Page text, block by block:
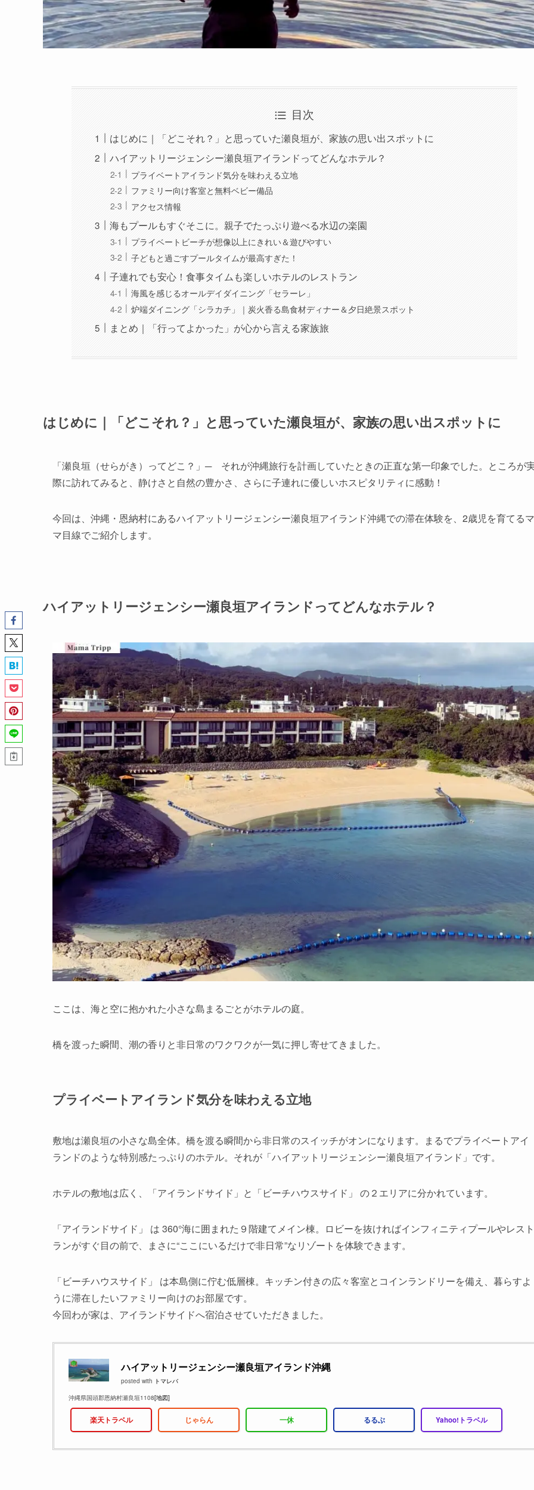
目次
はじめに｜「どこそれ？」と思っていた瀬良垣が、家族の思い出スポットに
ハイアットリージェンシー瀬良垣アイランドってどんなホテル？
プライベートアイランド気分を味わえる立地
ファミリー向け客室と無料ベビー備品
アクセス情報
海もプールもすぐそこに。親子でたっぷり遊べる水辺の楽園
プライベートビーチが想像以上にきれい＆遊びやすい
子どもと過ごすプールタイムが最高すぎた！
子連れでも安心！食事タイムも楽しいホテルのレストラン
海風を感じるオールデイダイニング「セラーレ」
炉端ダイニング「シラカチ」｜炭火香る島食材ディナー＆夕日絶景スポット
まとめ｜「行ってよかった」が心から言える家族旅
はじめに｜「どこそれ？」と思っていた瀬良垣が、家族の思い出スポットに
「瀬良垣（せらがき）ってどこ？」─ それが沖縄旅行を計画していたときの正直な第一印象でした。ところが
際に訪れてみると、静けさと自然の豊かさ、さらに子連れに優しいホスピタリティに感動！
今回は、沖縄・恩納村にあるハイアットリージェンシー瀬良垣アイランド沖縄での滞在体験を、2歳児を育てるマ
マ目線でご紹介します。
ハイアットリージェンシー瀬良垣アイランドってどんなホテル？
ここは、海と空に抱かれた小さな島まるごとがホテルの庭。
橋を渡った瞬間、潮の香りと非日常のワクワクが一気に押し寄せてきました。
プライベートアイランド気分を味わえる立地
敷地は瀬良垣の小さな島全体。橋を渡る瞬間から非日常のスイッチがオンになります。まるでプライベートアイ
ランドのような特別感たっぷりのホテル。それが「ハイアットリージェンシー瀬良垣アイランド」です。
ホテルの敷地は広く、「アイランドサイド」と「ビーチハウスサイド」 の２エリアに分かれています。
「アイランドサイド」 は 360°海に囲まれた９階建てメイン棟。ロビーを抜ければインフィニティプールやレスト
ランがすぐ目の前で、まさに“ここにいるだけで非日常”なリゾートを体験できます。
「ビーチハウスサイド」 は本島側に佇む低層棟。キッチン付きの広々客室とコインランドリーを備え、暮らすよ
うに滞在したいファミリー向けのお部屋です。
今回わが家は、アイランドサイドへ宿泊させていただきました。
ハイアットリージェンシー瀬良垣アイランド沖縄
posted with トマレバ
沖縄県国頭郡恩納村瀬良垣1108[地図]
楽天トラベル じゃらん 一休 るるぶ Yahoo!トラベル